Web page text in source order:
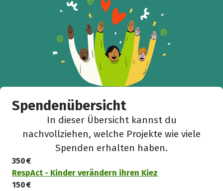
Spendenübersicht
In dieser Übersicht kannst du
nachvollziehen, welche Projekte wie viele
Spenden erhalten haben.
350 €
RespAct - Kinder verändern ihren Kiez
150 €